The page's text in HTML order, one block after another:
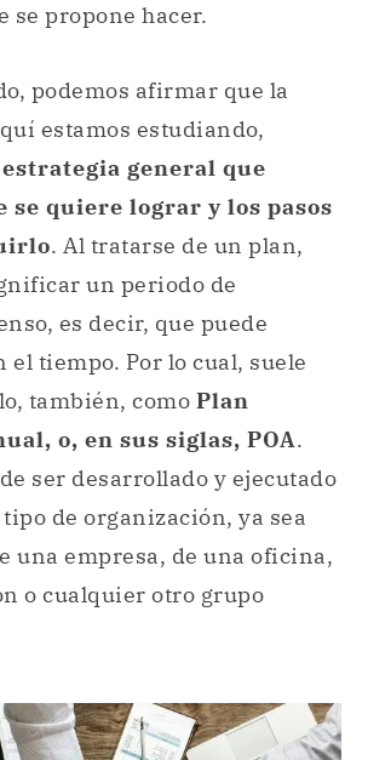
se propone hacer.
podemos afirmar que la
estamos estudiando,
general que
se quiere lograr y los pasos
. Al tratarse de un plan,
un periodo de
es decir, que puede
el tiempo. Por lo cual, suele
también, como Plan
o, en sus siglas, POA.
ser desarrollado y ejecutado
de organización, ya sea
una empresa, de una oficina,
o cualquier otro grupo